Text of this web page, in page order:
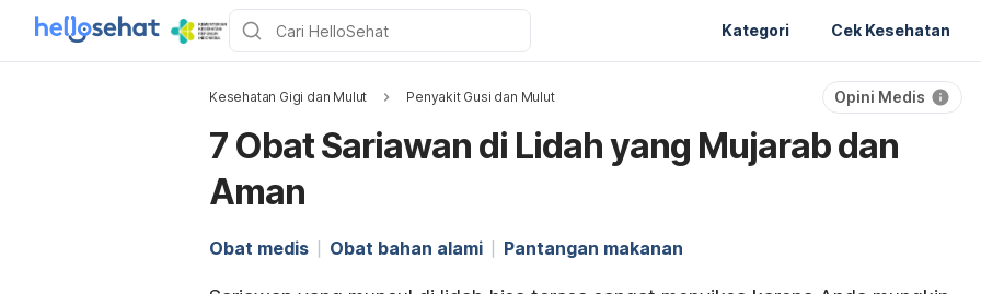
Kategori Cek Kesehatan
Kesehatan Gigi dan Mulut Penyakit Gusi dan Mulut Opini Medis
7 Obat Sariawan di Lidah yang Mujarab dan
Aman
Obat medis Obat bahan alami Pantangan makanan